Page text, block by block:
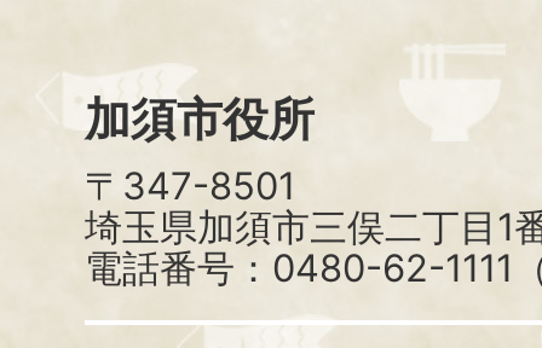
加須市役所
〒347-8501
埼玉県加須市三俣二丁目1
電話番号：0480-62-1111